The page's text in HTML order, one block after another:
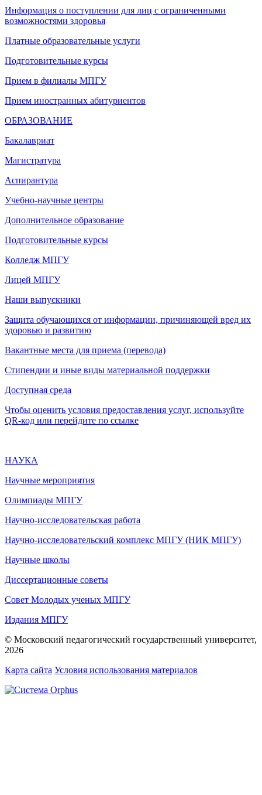
Информация о поступлении для лиц с ограниченными
возможностями здоровья
Платные образовательные услуги
Подготовительные курсы
Прием в филиалы МПГУ
Прием иностранных абитуриентов
ОБРАЗОВАНИЕ
Бакалавриат
Магистратура
Аспирантура
Учебно-научные центры
Дополнительное образование
Подготовительные курсы
Колледж МПГУ
Лицей МПГУ
Наши выпускники
Защита обучающихся от информации, причиняющей вред их
здоровью и развитию
Вакантные места для приема (перевода)
Стипендии и иные виды материальной поддержки
Доступная среда
Чтобы оценить условия предоставления услуг, используйте
QR-код или перейдите по ссылке
НАУКА
Научные мероприятия
Олимпиады МПГУ
Научно-исследовательская работа
Научно-исследовательский комплекс МПГУ (НИК МПГУ)
Научные школы
Диссертационные советы
Совет Молодых ученых МПГУ
Издания МПГУ
© Московский педагогический государственный университет,
2026
Карта сайта Условия использования материалов